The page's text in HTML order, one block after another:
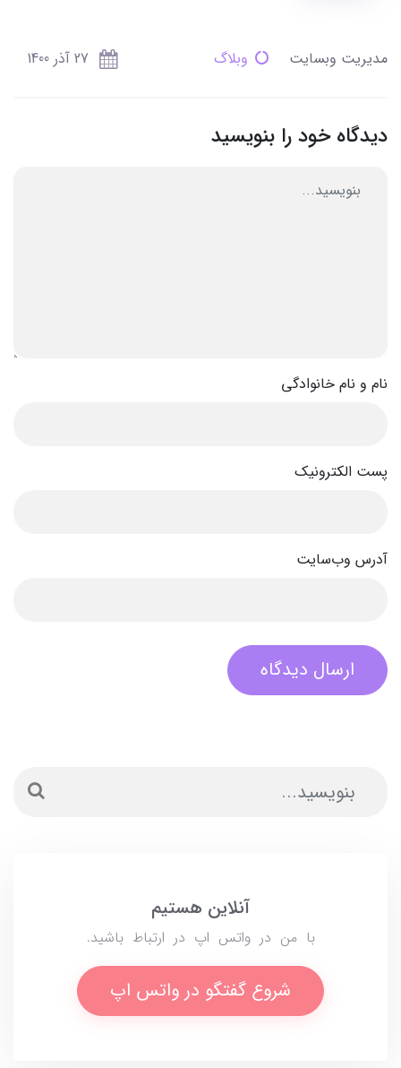
مدیریت وبسایت وبلاگ 27 آذر 1400
دیدگاه خود را بنویسید
نام و نام خانوادگی
پست الکترونیک
آدرس وب‌سایت
ارسال دیدگاه
آنلاین هستیم
با من در واتس اپ در ارتباط باشید.
شروع گفتگو در واتس اپ